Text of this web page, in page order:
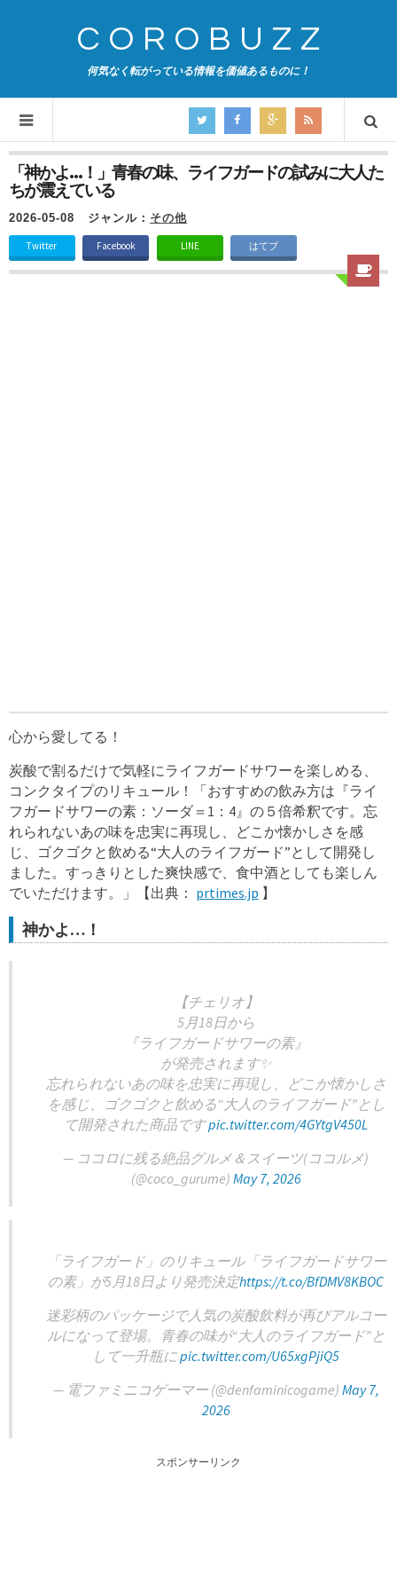
COROBUZZ
何気なく転がっている情報を価値あるものに！
「神かよ…！」青春の味、ライフガードの試みに大人た
ちが震えている
2026-05-08 ジャンル： その他
Twitter Facebook LINE はてブ
心から愛してる！
炭酸で割るだけで気軽にライフガードサワーを楽しめる、
コンクタイプのリキュール！「おすすめの飲み方は『ライ
フガードサワーの素：ソーダ＝1：4』の５倍希釈です。忘
れられないあの味を忠実に再現し、どこか懐かしさを感
じ、ゴクゴクと飲める“大人のライフガード”として開発し
ました。すっきりとした爽快感で、食中酒としても楽しん
でいただけます。」【出典： prtimes.jp 】
神かよ…！
【チェリオ】
5月18日から
『ライフガードサワーの素』
が発売されます✨
忘れられないあの味を忠実に再現し、どこか懐かしさ
を感じ、ゴクゴクと飲める“大人のライフガード”とし
て開発された商品ですpic.twitter.com/4GYtgV450L
— ココロに残る絶品グルメ＆スイーツ(ココルメ)
(@coco_gurume) May 7, 2026
「ライフガード」のリキュール「ライフガードサワー
の素」が5月18日より発売決定https://t.co/BfDMV8KBOC
迷彩柄のパッケージで人気の炭酸飲料が再びアルコー
ルになって登場。青春の味が“大人のライフガード”と
して一升瓶にpic.twitter.com/U65xgPjiQ5
— 電ファミニコゲーマー (@denfaminicogame) May 7,
2026
スポンサーリンク